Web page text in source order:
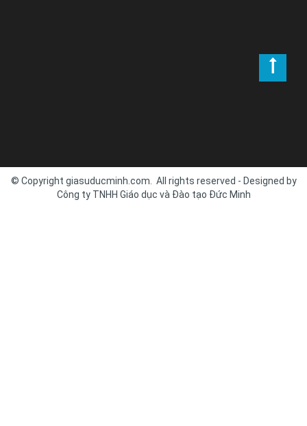
© Copyright giasuducminh.com. All rights reserved - Designed by
Công ty TNHH Giáo dục và Đào tạo Đức Minh